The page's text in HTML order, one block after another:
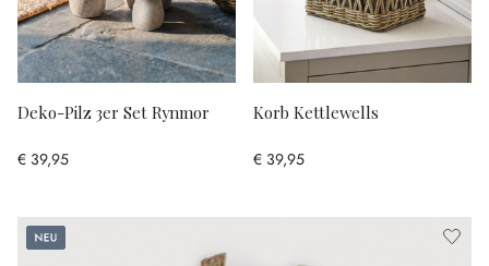
Deko-Pilz 3er Set Rynmor
€ 39,95
Neu
Korb Kettlewells
€ 39,95